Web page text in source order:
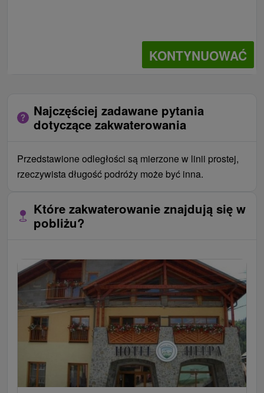
KONTYNUOWAĆ
Najczęściej zadawane pytania
dotyczące zakwaterowania
Przedstawione odległości są mierzone w linii prostej,
rzeczywista długość podróży może być inna.
Które zakwaterowanie znajdują się w
pobliżu?